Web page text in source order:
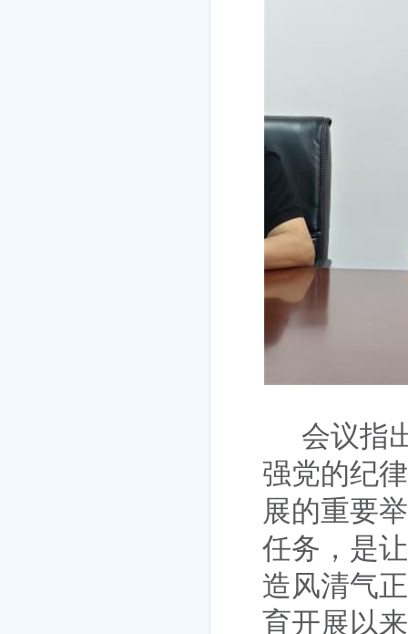
会议指
强党的纪
展的重要
任务，是
造风清气
育开展以